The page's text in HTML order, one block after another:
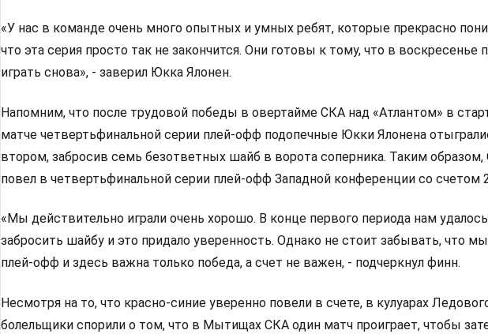
«У нас в команде очень много опытных и умных ребят, которые прекрасно
что эта серия просто так не закончится. Они готовы к тому, что в воскресенье
играть снова», - заверил Юкка Ялонен.
Напомним, что после трудовой победы в овертайме СКА над «Атлантом» в
матче четвертьфинальной серии плей-офф подопечные Юкки Ялонена
втором, забросив семь безответных шайб в ворота соперника. Таким
повел в четвертьфинальной серии плей-офф Западной конференции со счетом
«Мы действительно играли очень хорошо. В конце первого периода нам удалось
забросить шайбу и это придало уверенность. Однако не стоит забывать, что
плей-офф и здесь важна только победа, а счет не важен, - подчеркнул финн.
Несмотря на то, что красно-синие уверенно повели в счете, в кулуарах
болельщики спорили о том, что в Мытищах СКА один матч проиграет, чтобы